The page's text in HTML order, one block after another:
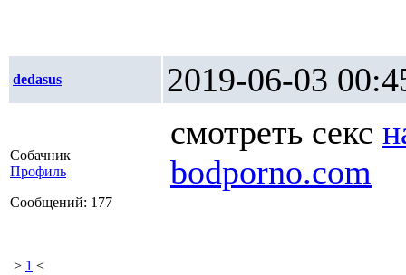
dedasus 2019-06-03
Собачник
Профиль
Сообщений: 177
смотреть секс
bodporno.com
> 1 <